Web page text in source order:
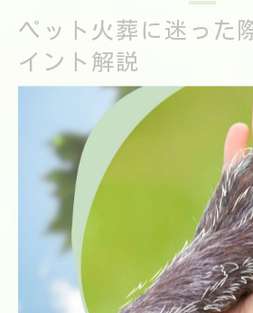
ペット火葬に迷った
イント解説
ペット火葬の依頼から手続きの
ペット火葬を福岡県で依頼する際、ま
業者への連絡です。ペット訪問火葬ポ
ブサイトから24時間相談・依頼が可能
に対応しています。ご連絡時にはペッ
望の日時、ご自宅の場所などを伝える
続きが進みます。
依頼後は、スタッフがご自宅まで訪問